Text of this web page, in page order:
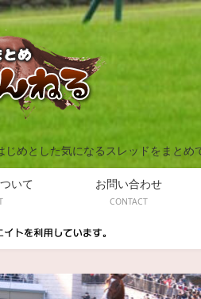
めとした気になるスレッドをまとめ
いて お問い合わせ
CONTACT